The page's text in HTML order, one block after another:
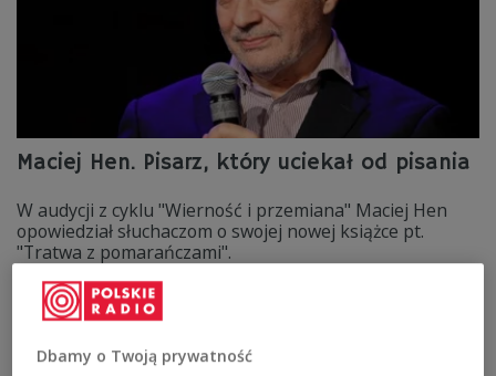
Maciej Hen. Pisarz, który uciekał od pisania
W audycji z cyklu "Wierność i przemiana" Maciej Hen
opowiedział słuchaczom o swojej nowej książce pt.
"Tratwa z pomarańczami".
Zobacz więcej na temat:
Dbamy o Twoją prywatność